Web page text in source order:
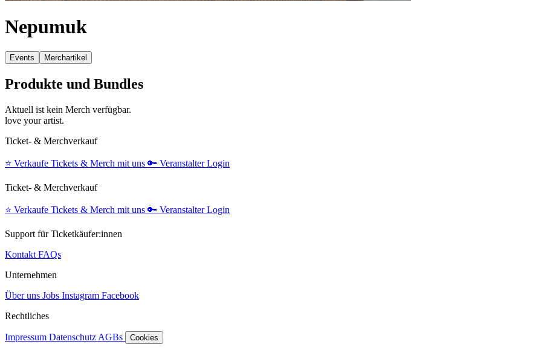
Nepumuk
Events Merchartikel
Produkte und Bundles
Aktuell ist kein Merch verfügbar.
love your artist.
Ticket- & Merchverkauf
⭐️ Verkaufe Tickets & Merch mit uns 🔑 Veranstalter Login
Ticket- & Merchverkauf
⭐️ Verkaufe Tickets & Merch mit uns 🔑 Veranstalter Login
Support für Ticketkäufer:innen
Kontakt FAQs
Unternehmen
Über uns Jobs Instagram Facebook
Rechtliches
Impressum Datenschutz AGBs Cookies